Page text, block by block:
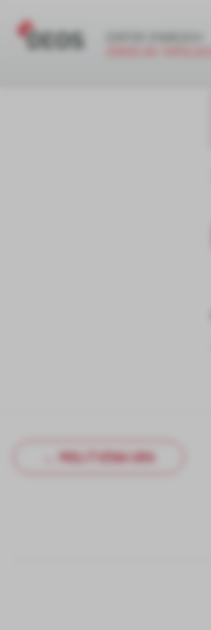
← MOLITVENA URA